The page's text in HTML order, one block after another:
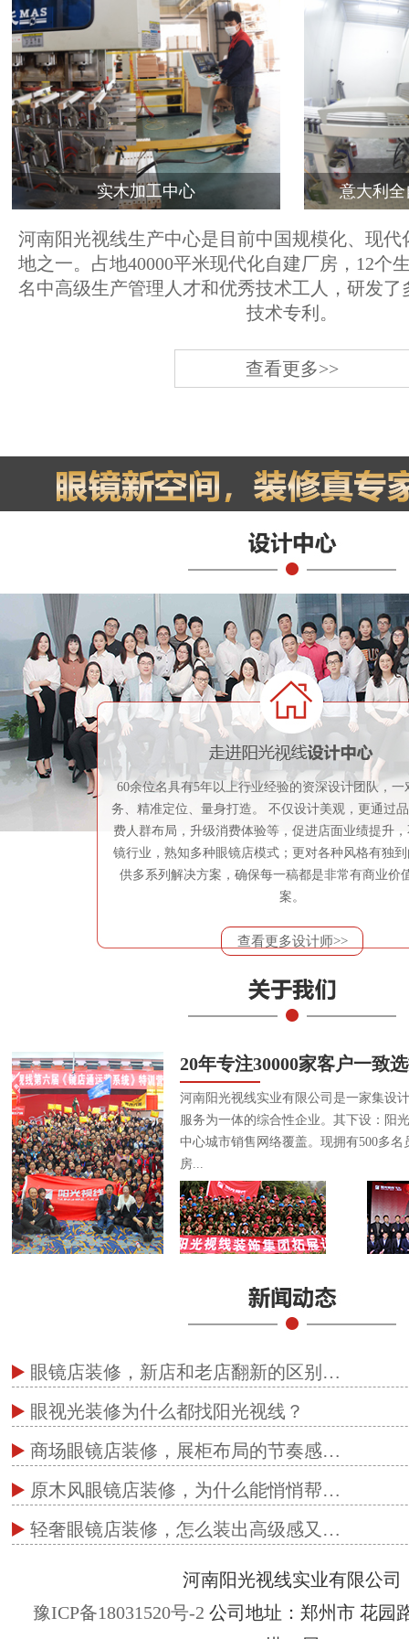
实木加工中心 意大利
河南阳光视线生产中心是目前中国规模化、现代
地之一。占地40000平米现代化自建厂房，12个
名中高级生产管理人才和优秀技术工人，研发了
技术专利。
查看更多>>
60余位名具有5年以上行业经验的资深设计团队，一
务、精准定位、量身打造。 不仅设计美观，更通过
费人群布局，升级消费体验等，促进店面业绩提升
镜行业，熟知多种眼镜店模式；更对各种风格有独
供多系列解决方案，确保每一稿都是非常有商业价
案。
查看更多设计师>>
20年专注30000家客户一致
河南阳光视线实业有限公司是一家集设
服务为一体的综合性企业。其下设：阳
中心城市销售网络覆盖。现拥有500多
房...
眼镜店装修，新店和老店翻新的区别…
眼视光装修为什么都找阳光视线？
商场眼镜店装修，展柜布局的节奏感…
原木风眼镜店装修，为什么能悄悄帮…
轻奢眼镜店装修，怎么装出高级感又…
河南阳光视线实业有限公司
豫ICP备18031520号-2 公司地址：郑州市 花园